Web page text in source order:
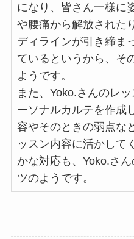
になり、皆さん一様に
や腰痛から解放された
ディラインが引き締ま
ているというから、そ
ようです。
また、Yoko.さんのレ
ーソナルカルテを作成
容やそのときの弱点な
ッスン内容に活かして
かな対応も、Yoko.さ
ツのようです。